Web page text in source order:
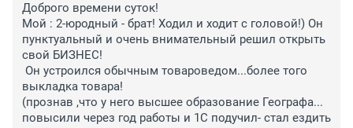
Доброго времени суток!
Мой : 2-юродный - брат! Ходил и ходит с головой!) Он
пунктуальный и очень внимательный решил открыть
свой БИЗНЕС!
Он устроился обычным товароведом...более того
выкладка товара!
(прознав ,что у него высшее образование Географа...
повысили через год работы и 1С подучил- стал ездить